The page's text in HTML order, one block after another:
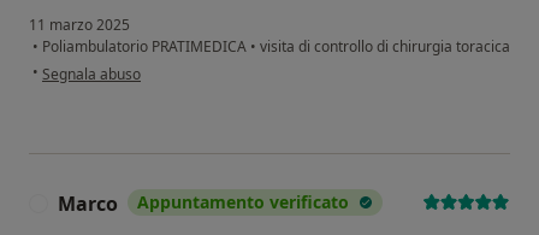
11 marzo 2025
• Poliambulatorio PRATIMEDICA • visita di controllo di chirurgia toracica
• secondo l'opinione dell'utente Michela Perzolla
Segnala abuso
Marco Appuntamento verificato